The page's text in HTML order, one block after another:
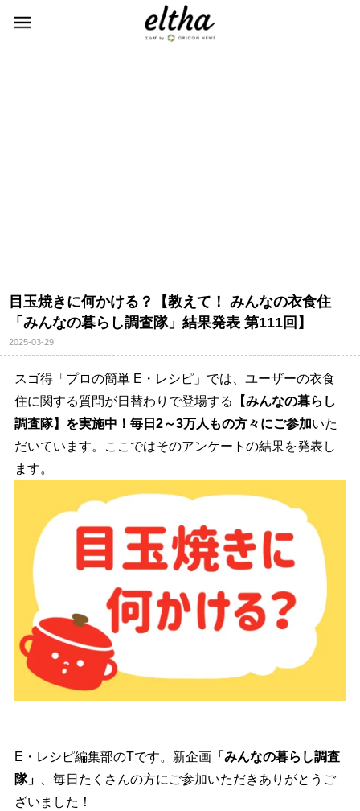
目玉焼きに何かける？【教えて！ みんなの衣食住
「みんなの暮らし調査隊」結果発表 第111回】
2025-03-29
スゴ得「プロの簡単 E・レシピ」では、ユーザーの衣食
住に関する質問が日替わりで登場する
【みんなの暮らし
調査隊】を実施中！ 毎日2～3万人もの方々にご参加いた
だいています。ここではそのアンケートの結果を発表し
ます。
E・レシピ編集部のTです。新企画「みんなの暮らし調査
隊」
、毎日たくさんの方にご参加いただきありがとうご
ざいました！